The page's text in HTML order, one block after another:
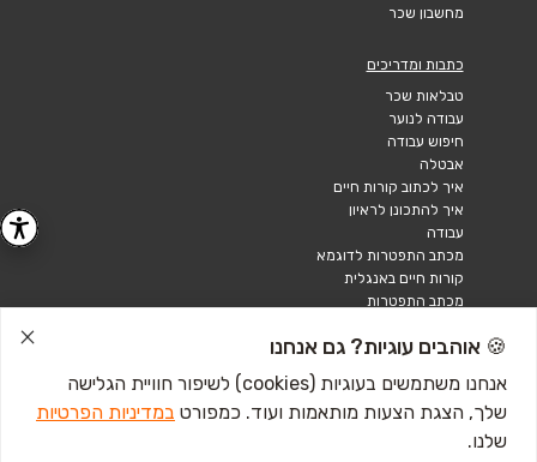
מחשבון שכר
כתבות ומדריכים
טבלאות שכר
עבודה לנוער
חיפוש עבודה
אבטלה
איך לכתוב קורות חיים
איך להתכונן לראיון
עבודה
מכתב התפטרות לדוגמא
קורות חיים באנגלית
מכתב התפטרות
🍪 אוהבים עוגיות? גם אנחנו
אנחנו משתמשים בעוגיות (cookies) לשיפור חוויית הגלישה
שלך, הצגת הצעות מותאמות ועוד. כמפורט במדיניות הפרטיות
שלנו.